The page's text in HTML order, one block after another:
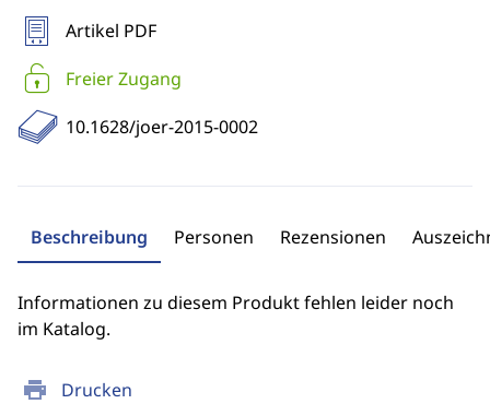
print Drucken
Artikel PDF
Freier Zugang
10.1628/joer-2015-0002
Beschreibung Personen Rezensionen
Informationen zu diesem Produkt fehlen leider noch
im Katalog.